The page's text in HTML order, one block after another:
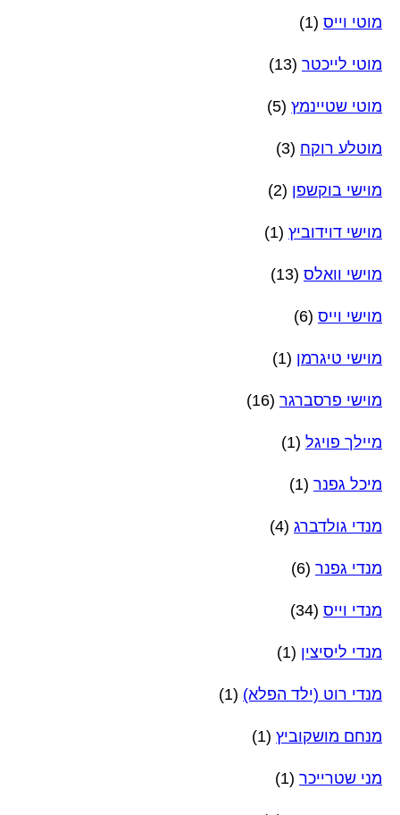
מוטי וייס (1)
מוטי לייכטר (13)
מוטי שטיינמץ (5)
מוטלע רוקח (3)
מוישי בוקשפן (2)
מוישי דוידוביץ (1)
מוישי וואלס (13)
מוישי וייס (6)
מוישי טיגרמן (1)
מוישי פרסברגר (16)
מיילך פויגל (1)
מיכל גפנר (1)
מנדי גולדברג (4)
מנדי גפנר (6)
מנדי וייס (34)
מנדי ליסיצין (1)
מנדי רוט (ילד הפלא) (1)
מנחם מושקוביץ (1)
מני שטרייכר (1)